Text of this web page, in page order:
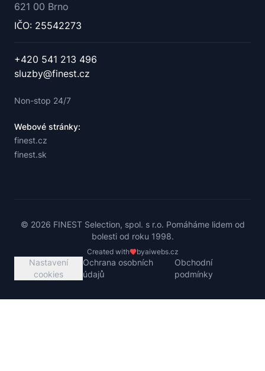
621 00 Brno
IČO: 25542273
+420 541 213 496
sluzby@finest.cz
Non-stop 24/7
Webové stránky:
finest.cz
finest.sk
© 2026 FINEST Selection, spol. s r.o. Pomáháme lidem od
bolesti od roku 1998.
Created with byaiwebs.cz
Nastavení
cookies
Ochrana osobních
údajů
Obchodní
podmínky